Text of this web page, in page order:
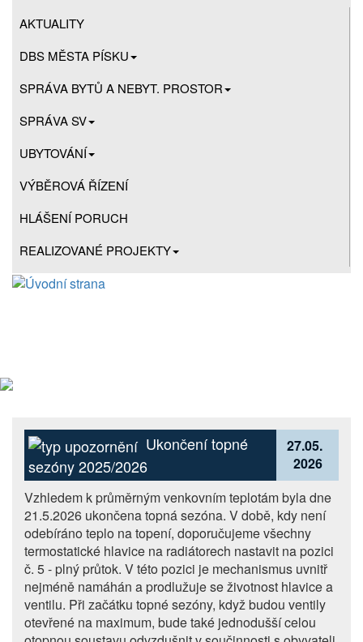
AKTUALITY
DBS MĚSTA PÍSKU
SPRÁVA BYTŮ A NEBYT. PROSTOR
SPRÁVA SV
UBYTOVÁNÍ
VÝBĚROVÁ ŘÍZENÍ
HLÁŠENÍ PORUCH
REALIZOVANÉ PROJEKTY
Ukončení topné
sezóny 2025/2026
27.05.
2026
Vzhledem k průměrným venkovním teplotám byla dne
21.5.2026 ukončena topná sezóna. V době, kdy není
odebíráno teplo na topení, doporučujeme všechny
termostatické hlavice na radiátorech nastavit na pozici
č. 5 - plný průtok. V této pozici je mechanismus uvnitř
nejméně namáhán a prodlužuje se životnost hlavice a
ventilu. Při začátku topné sezóny, když budou ventily
otevřené na maximum, bude také jednodušší celou